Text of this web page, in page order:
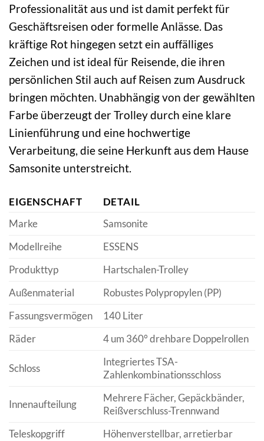
Professionalität aus und ist damit perfekt für
Geschäftsreisen oder formelle Anlässe. Das
kräftige Rot hingegen setzt ein auffälliges
Zeichen und ist ideal für Reisende, die ihren
persönlichen Stil auch auf Reisen zum Ausdruck
bringen möchten. Unabhängig von der gewählten
Farbe überzeugt der Trolley durch eine klare
Linienführung und eine hochwertige
Verarbeitung, die seine Herkunft aus dem Hause
Samsonite unterstreicht.
EIGENSCHAFT
DETAIL
Marke
Samsonite
Modellreihe
ESSENS
Produkttyp
Hartschalen-Trolley
Außenmaterial
Robustes Polypropylen (PP)
Fassungsvermögen
140 Liter
Räder
4 um 360° drehbare Doppelrollen
Schloss
Integriertes TSA-
Zahlenkombinationsschloss
Innenaufteilung
Mehrere Fächer, Gepäckbänder,
Reißverschluss-Trennwand
Teleskopgriff
Höhenverstellbar, arretierbar